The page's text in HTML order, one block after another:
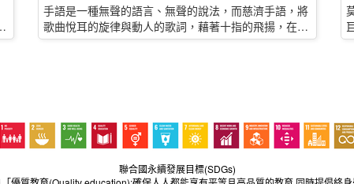
手語是一種無聲的語言、無聲的說法，而慈濟手語，將
歌曲悅耳的旋律與動人的歌詞，藉著十指的飛揚，在舞
臺上把 真、善、美傳遞到每個人的心中。
聯合國永續發展目標(SDGs)